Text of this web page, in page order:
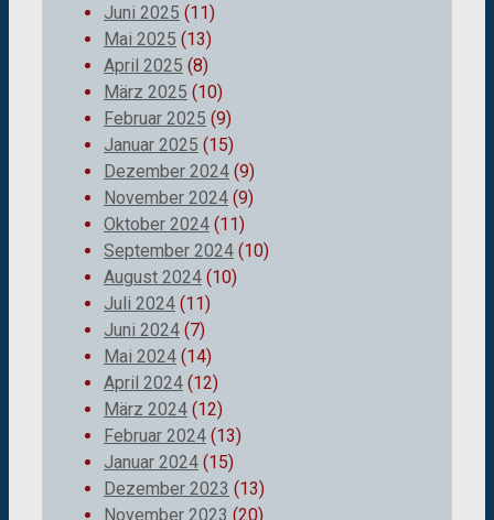
Juni 2025 (11)
Mai 2025 (13)
April 2025 (8)
März 2025 (10)
Februar 2025 (9)
Januar 2025 (15)
Dezember 2024 (9)
November 2024 (9)
Oktober 2024 (11)
September 2024 (10)
August 2024 (10)
Juli 2024 (11)
Juni 2024 (7)
Mai 2024 (14)
April 2024 (12)
März 2024 (12)
Februar 2024 (13)
Januar 2024 (15)
Dezember 2023 (13)
November 2023 (20)